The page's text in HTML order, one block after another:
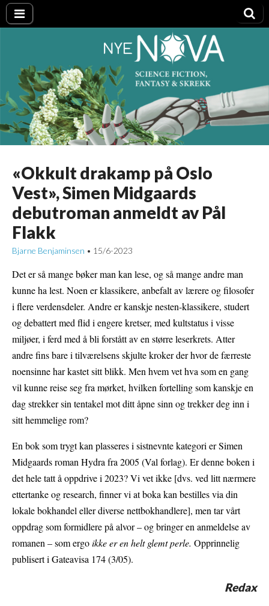
Nye NOVA
«Okkult drakamp på Oslo
Vest», Simen Midgaards
debutroman anmeldt av Pål
Flakk
Bjarne Benjaminsen • 15/6-2023
Det er så mange bøker man kan lese, og så mange andre man
kunne ha lest. Noen er klassikere, anbefalt av lærere og filosofer
i flere verdensdeler. Andre er kanskje nesten-klassikere, studert
og debattert med flid i engere kretser, med kultstatus i visse
miljøer, i ferd med å bli forstått av en større leserkrets. Atter
andre fins bare i tilværelsens skjulte kroker der hvor de færreste
noensinne har kastet sitt blikk. Men hvem vet hva som en gang
vil kunne reise seg fra mørket, hvilken fortelling som kanskje en
dag strekker sin tentakel mot ditt åpne sinn og trekker deg inn i
sitt hemmelige rom?
En bok som trygt kan plasseres i sistnevnte kategori er Simen
Midgaards roman Hydra fra 2005 (Val forlag). Er denne boken i
det hele tatt å oppdrive i 2023? Vi vet ikke [dvs. ved litt nærmere
ettertanke og research, finner vi at boka kan bestilles via din
lokale bokhandel eller diverse nettbokhandlere], men tar vårt
oppdrag som formidlere på alvor – og bringer en anmeldelse av
romanen – som ergoikke er en helt glemt perle. Opprinnelig
publisert i Gateavisa 174 (3/05).
Redax